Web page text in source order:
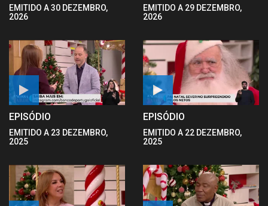
EMITIDO A 30 DEZEMBRO,
2026
EMITIDO A 29 DEZEMBRO,
2026
EPISÓDIO
EMITIDO A 23 DEZEMBRO,
2025
EPISÓDIO
EMITIDO A 22 DEZEMBRO,
2025